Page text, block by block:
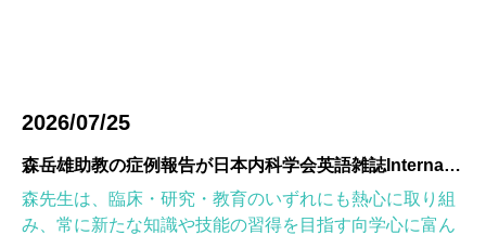
2026/07/25
森岳雄助教の症例報告が日本内科学会英語雑誌Internal Medicineに掲載されました
森先生は、臨床・研究・教育のいずれにも熱心に取り組
み、常に新たな知識や技能の習得を目指す向学心に富ん